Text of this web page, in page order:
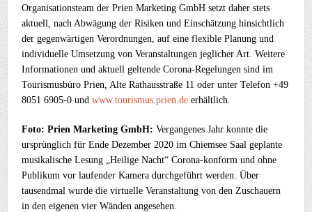
Organisationsteam der Prien Marketing GmbH setzt daher stets
aktuell, nach Abwägung der Risiken und Einschätzung hinsichtlich
der gegenwärtigen Verordnungen, auf eine flexible Planung und
individuelle Umsetzung von Veranstaltungen jeglicher Art. Weitere
Informationen und aktuell geltende Corona-Regelungen sind im
Tourismusbüro Prien, Alte Rathausstraße 11 oder unter Telefon +49
8051 6905-0 undwww.tourismus.prien.de erhältlich.
Foto: Prien Marketing GmbH: Vergangenes Jahr konnte die
ursprünglich für Ende Dezember 2020 im Chiemsee Saal geplante
musikalische Lesung „Heilige Nacht“ Corona-konform und ohne
Publikum vor laufender Kamera durchgeführt werden. Über
tausendmal wurde die virtuelle Veranstaltung von den Zuschauern
in den eigenen vier Wänden angesehen.